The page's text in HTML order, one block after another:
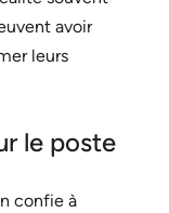
avoir
leurs
le poste
confie à